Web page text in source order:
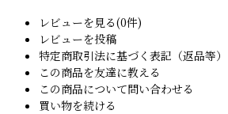
レビューを見る(0件)
レビューを投稿
特定商取引法に基づく表記（返品等）
この商品を友達に教える
この商品について問い合わせる
買い物を続ける